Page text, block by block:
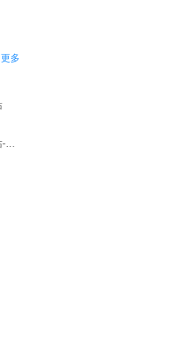
更多
星空体育·星空官方网站-星空体育（中国）